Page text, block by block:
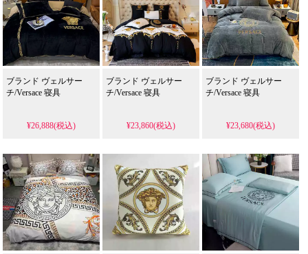
ブランド ヴェルサー
チ/Versace 寝具
¥26,888(税込)
ブランド ヴェルサー
チ/Versace 寝具
¥23,860(税込)
ブランド ヴェルサー
チ/Versace 寝具
¥23,680(税込)